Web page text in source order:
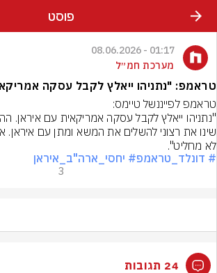
פוסט
01:17 - 08.06.2026
מערכת חמ״ל
טראמפ: "נתניהו ייאלץ לקבל עסקה
לא מחליט".
# דונלד_טראמפ# יחסי_ארה"ב_איראן
3
24 תגובות